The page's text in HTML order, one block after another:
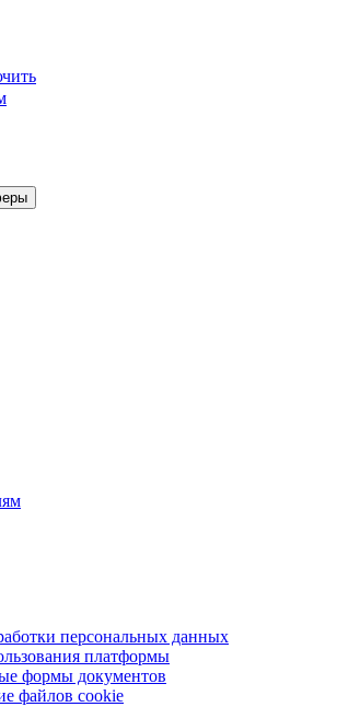
персональных данных
платформы
формы документов
файлов cookie